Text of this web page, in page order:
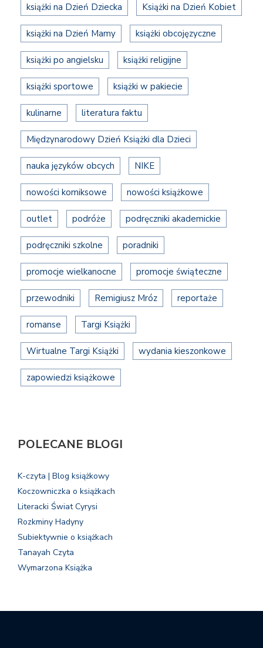
książki na Dzień Dziecka Książki na Dzień Kobiet
książki na Dzień Mamy książki obcojęzyczne
książki po angielsku książki religijne
książki sportowe książki w pakiecie
kulinarne literatura faktu
Międzynarodowy Dzień Książki dla Dzieci
nauka języków obcych NIKE
nowości komiksowe nowości książkowe
outlet podróże podręczniki akademickie
podręczniki szkolne poradniki
promocje wielkanocne promocje świąteczne
przewodniki Remigiusz Mróz reportaże
romanse Targi Książki
Wirtualne Targi Książki wydania kieszonkowe
zapowiedzi książkowe
POLECANE BLOGI
K-czyta | Blog książkowy
Koczowniczka o książkach
Literacki Świat Cyrysi
Rozkminy Hadyny
Subiektywnie o książkach
Tanayah Czyta
Wymarzona Książka